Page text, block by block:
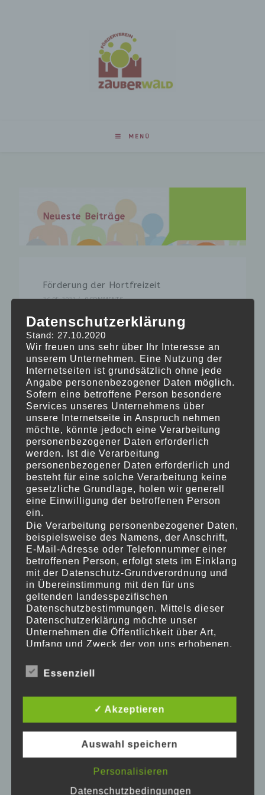
MENÜ
Neueste Beiträge
Förderung der Hortfreizeit
26.05.2023 / 0 COMMENTS
Auf zum Ausflug nach Schloss
Freudenberg!
26.05.2023 / 0 COMMENTS
Die Kooperation mit der Musikschule
Oberursel wird fortgesetzt!
12.12.2022 0 COMMENTS
Wir begrüßen zahlreiche neue Mitglieder!
29.09.2022 / 0 COMMENTS
Das Spielraum-Theater kommt in den
Zauberwald!
+++ ABGESAGT ++++ Zauberwald-
Sommerbasar am 25.06.2022!
19.05.2022 / 0 COMMENTS
WERDE MITGLIED ODER UNTERSTÜTZE UNS EINMALIG!
ausfüllen, unterschreiben und zurück an den
SPENDEN PER PAYPAL
Datenschutzerklärung
Stand: 27.10.2020
Wir freuen uns sehr über Ihr Interesse an
unserem Unternehmen. Eine Nutzung der
Internetseiten ist grundsätzlich ohne jede
Angabe personenbezogener Daten möglich.
Sofern eine betroffene Person besondere
Services unseres Unternehmens über
unsere Internetseite in Anspruch nehmen
möchte, könnte jedoch eine Verarbeitung
personenbezogener Daten erforderlich
werden. Ist die Verarbeitung
personenbezogener Daten erforderlich und
besteht für eine solche Verarbeitung keine
gesetzliche Grundlage, holen wir generell
eine Einwilligung der betroffenen Person
ein.
Die Verarbeitung personenbezogener Daten,
beispielsweise des Namens, der Anschrift,
E-Mail-Adresse oder Telefonnummer einer
betroffenen Person, erfolgt stets im Einklang
mit der Datenschutz-Grundverordnung und
in Übereinstimmung mit den für uns
geltenden landesspezifischen
Datenschutzbestimmungen. Mittels dieser
Datenschutzerklärung möchte unser
Unternehmen die Öffentlichkeit über Art,
Umfang und Zweck der von uns erhobenen,
personenbezogenen Daten informieren.
Ferner werden betroffene Personen mittels
zustehenden Rechte aufgeklärt.
Wir haben als für die Verarbeitung
organisatorische Maßnahmen umgesetzt, um
einen möglichst lückenlosen Schutz der
personenbezogenen Daten sicherzustellen.
Dennoch können Internetbasierte
Essenziell
✓ Akzeptieren
Auswahl speichern
Personalisieren
Datenschutzbedingungen